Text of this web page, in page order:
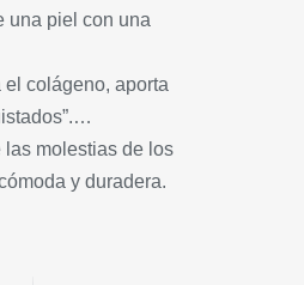
una piel con una
colágeno, aporta
molestias de los
y duradera.